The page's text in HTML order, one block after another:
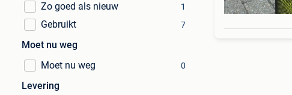
Zo goed als nieuw 1
Gebruikt 7
Moet nu weg
Moet nu weg
0
Levering